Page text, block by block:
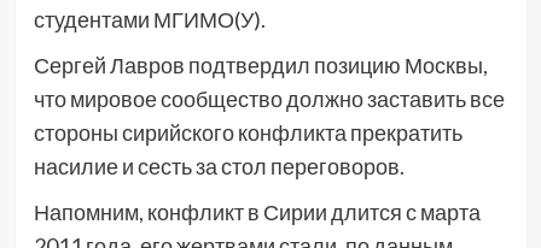
студентами МГИМО(У).
Сергей Лавров подтвердил позицию Москвы,
что мировое сообщество должно заставить все
стороны сирийского конфликта прекратить
насилие и сесть за стол переговоров.
Напомним, конфликт в Сирии длится с марта